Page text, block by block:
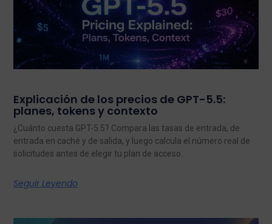
Explicación de los precios de GPT-5.5:
planes, tokens y contexto
¿Cuánto cuesta GPT-5.5? Compara las tasas de entrada, de
entrada en caché y de salida, y luego calcula el número real de
solicitudes antes de elegir tu plan de acceso.
Seguir Leyendo